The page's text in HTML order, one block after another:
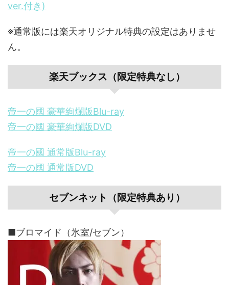
ver.付き)
※通常版には楽天オリジナル特典の設定はありませ
ん。
楽天ブックス（限定特典なし）
帝一の國 豪華絢爛版Blu-ray
帝一の國 豪華絢爛版DVD
帝一の國 通常版Blu-ray
帝一の國 通常版DVD
セブンネット（限定特典あり）
■ブロマイド（氷室/セブン）